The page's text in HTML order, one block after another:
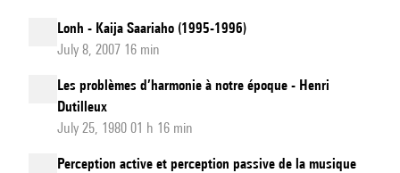
Lonh - Kaija Saariaho (1995-1996)
July 8, 2007 16 min
Les problèmes d’harmonie à notre époque - Henri
Dutilleux
July 25, 1980 01 h 16 min
Perception active et perception passive de la musique